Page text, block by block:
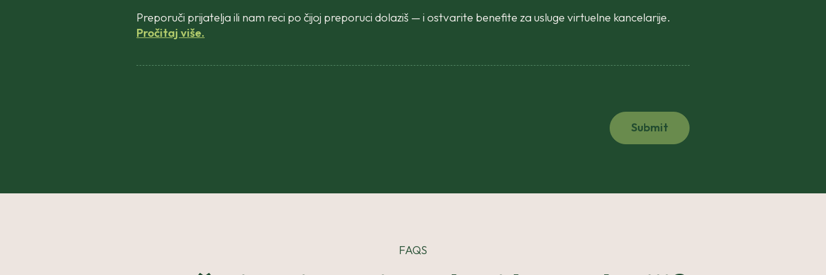
Preporuči prijatelja ili nam reci po čijoj preporuci dolaziš — i ostvarite benefite za usluge virtuelne kancelarije.
Pročitaj više.
FAQS